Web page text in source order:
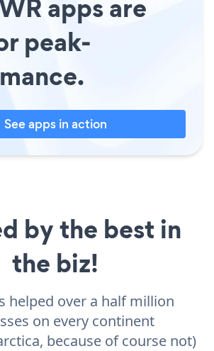
apps are
peak-
See apps in action
by the best in
the biz!
helped over a half million
on every continent
because of course not)